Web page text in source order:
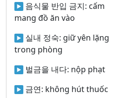
음식물 반입 금지: cấm
mang đồ ăn vào
실내 정숙: giữ yên lặng
trong phòng
벌금을 내다: nộp phạt
금연: không hút thuốc